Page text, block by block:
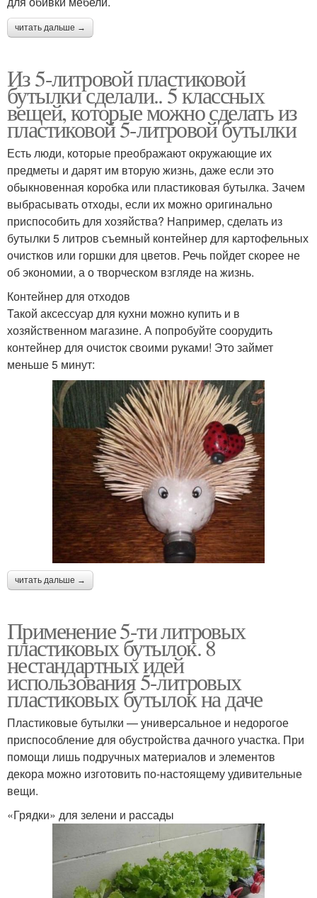
читать дальше →
Из 5-литровой пластиковой
бутылки сделали.. 5 классных
вещей, которые можно сделать из
пластиковой 5-литровой бутылки
Есть люди, которые преображают окружающие их
предметы и дарят им вторую жизнь, даже если это
обыкновенная коробка или пластиковая бутылка. Зачем
выбрасывать отходы, если их можно оригинально
приспособить для хозяйства? Например, сделать из
бутылки 5 литров съемный контейнер для картофельных
очистков или горшки для цветов. Речь пойдет скорее не
об экономии, а о творческом взгляде на жизнь.
Контейнер для отходов
Такой аксессуар для кухни можно купить и в
хозяйственном магазине. А попробуйте соорудить
контейнер для очисток своими руками! Это займет
меньше 5 минут:
читать дальше →
Применение 5-ти литровых
пластиковых бутылок. 8
нестандартных идей
использования 5-литровых
пластиковых бутылок на даче
Пластиковые бутылки — универсальное и недорогое
приспособление для обустройства дачного участка. При
помощи лишь подручных материалов и элементов
декора можно изготовить по-настоящему удивительные
вещи.
«Грядки» для зелени и рассады